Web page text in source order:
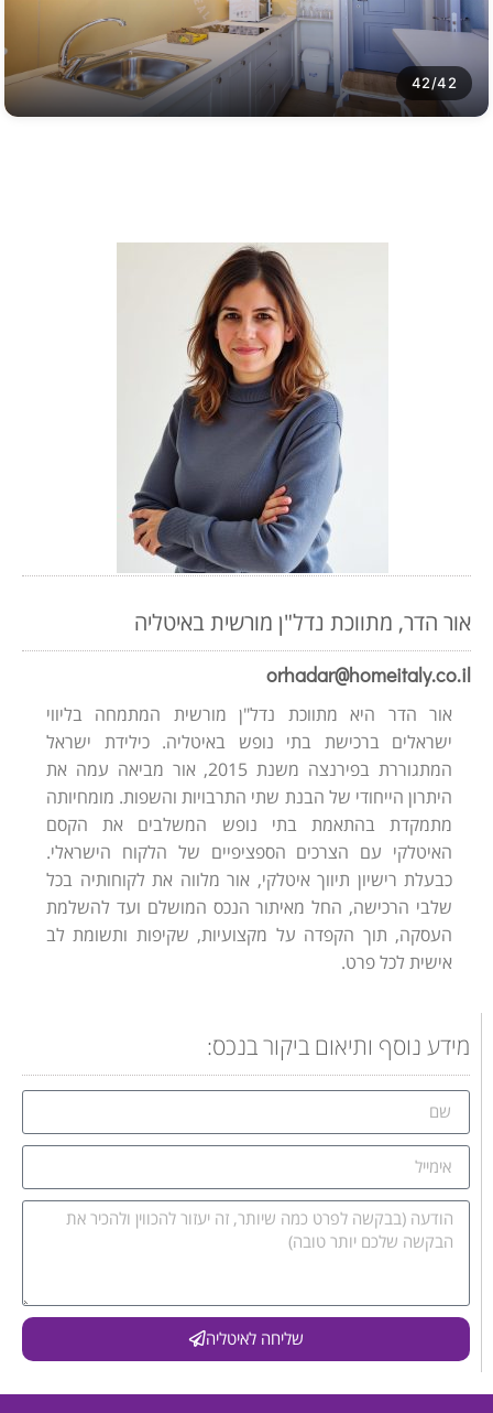
42/42
אור הדר, מתווכת נדל"ן מורשית באיטליה
orhadar@homeitaly.co.il
אור הדר היא מתווכת נדל"ן מורשית המתמחה בליווי
ישראלים ברכישת בתי נופש באיטליה. כילידת ישראל
המתגוררת בפירנצה משנת 2015, אור מביאה עמה את
היתרון הייחודי של הבנת שתי התרבויות והשפות. מומחיותה
מתמקדת בהתאמת בתי נופש המשלבים את הקסם
האיטלקי עם הצרכים הספציפיים של הלקוח הישראלי.
כבעלת רישיון תיווך איטלקי, אור מלווה את לקוחותיה בכל
שלבי הרכישה, החל מאיתור הנכס המושלם ועד להשלמת
העסקה, תוך הקפדה על מקצועיות, שקיפות ותשומת לב
אישית לכל פרט.
מידע נוסף ותיאום ביקור בנכס:
שליחה לאיטליה